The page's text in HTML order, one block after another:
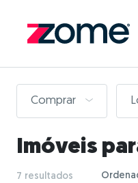
Comprar
Imóveis
7 resultados